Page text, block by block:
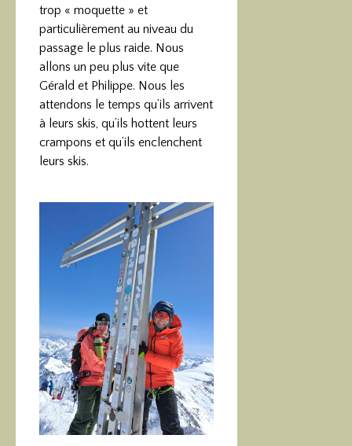
trop « moquette » et
particulièrement au niveau du
passage le plus raide. Nous
allons un peu plus vite que
Gérald et Philippe. Nous les
attendons le temps qu’ils arrivent
à leurs skis, qu’ils hottent leurs
crampons et qu’ils enclenchent
leurs skis.